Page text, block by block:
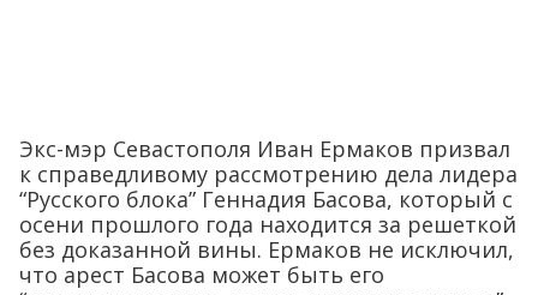
Экс-мэр Севастополя Иван Ермаков призвал
к справедливому рассмотрению дела лидера
“Русского блока” Геннадия Басова, который с
осени прошлого года находится за решеткой
без доказанной вины. Ермаков не исключил,
что арест Басова может быть его